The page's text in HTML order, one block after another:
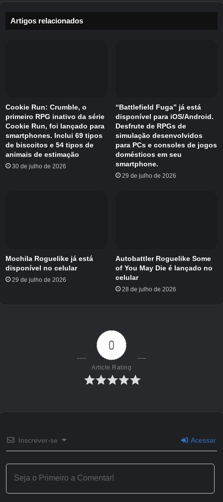
Artigos relacionados
Cookie Run: Crumble, o
primeiro RPG inativo da série
Cookie Run, foi lançado para
smartphones. Inclui 69 tipos
de biscoitos e 54 tipos de
animais de estimação
30 de julho de 2026
“Battlefield Fuga” já está
disponível para iOS/Android.
Desfrute de RPGs de
simulação desenvolvidos
para PCs e consoles de jogos
domésticos em seu
smartphone.
29 de julho de 2026
Mochila Roguelike já está
disponível no celular
29 de julho de 2026
Autobattler Roguelike Some
of You May Die é lançado no
celular
28 de julho de 2026
0
Article Rating
Inscrever-se Acessar